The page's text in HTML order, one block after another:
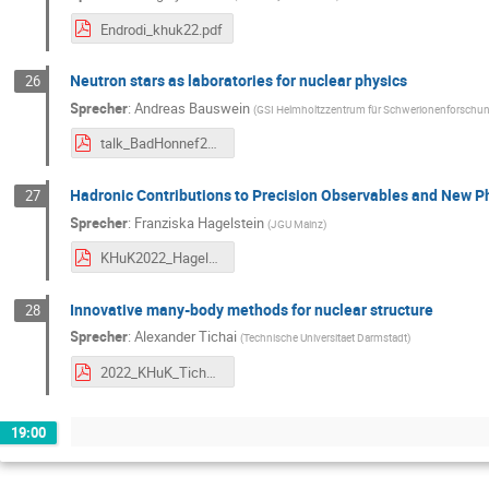
Endrodi_khuk22.pdf
26 Neutron stars as laboratories for nuclear physics
Sprecher:Andreas Bauswein (GSI Helmholtzzentrum für
talk_BadHonnef2022.pdf
27 Hadronic Contributions to Precision Observables and New
Sprecher: Franziska Hagelstein (JGU Mainz)
KHuK2022_Hagelstein.pdf
28 Innovative many-body methods for nuclear structure
Sprecher:Alexander Tichai (Technische Universitaet Darmstadt)
2022_KHuK_Tichai.pdf
19:00